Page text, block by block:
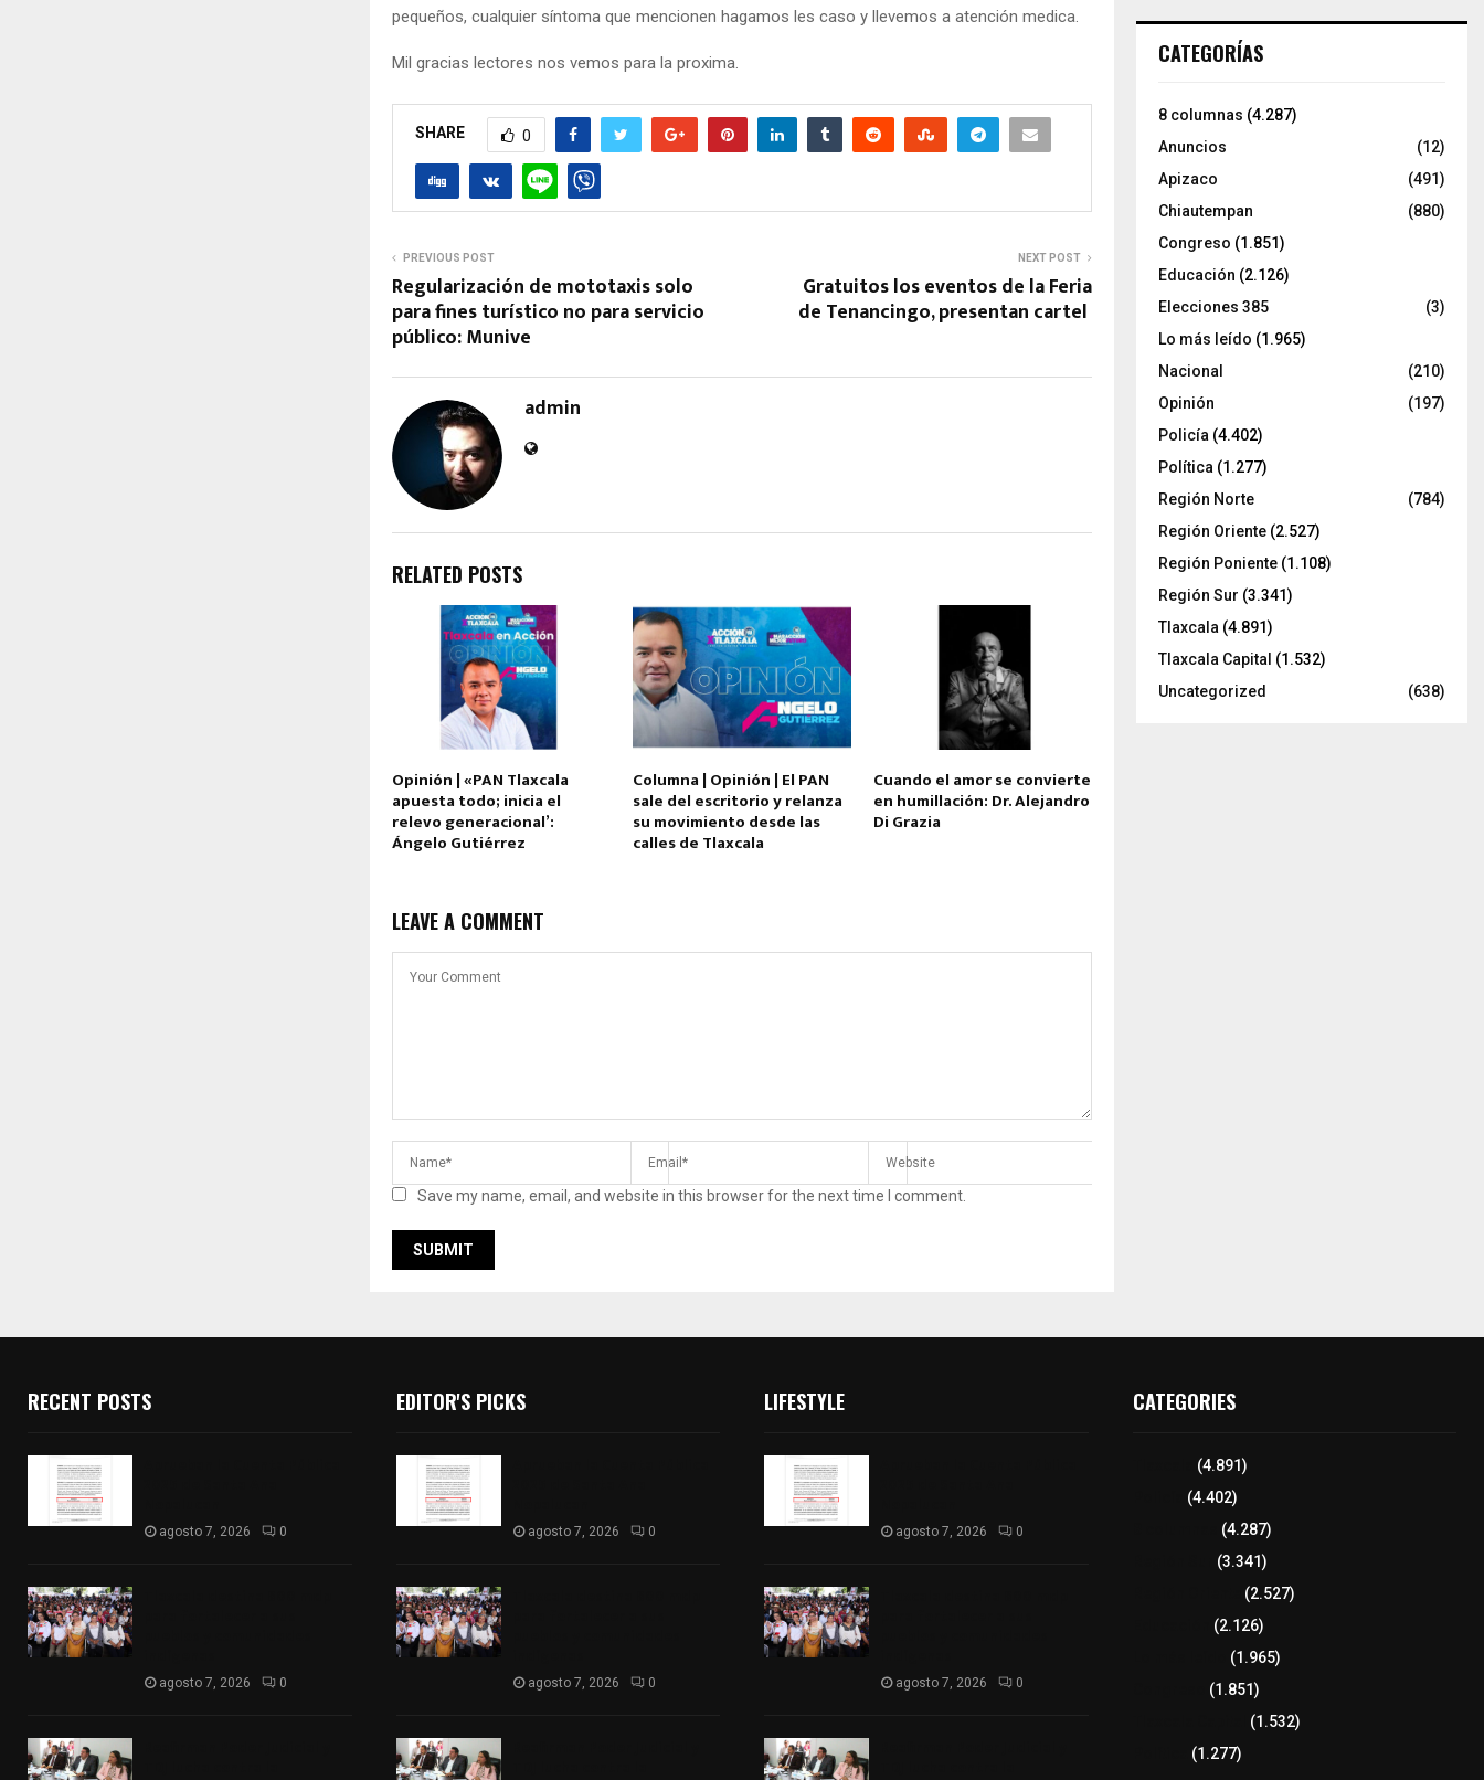
pequeños, cualquier síntoma que mencionen hagamos les caso y llevemos a atención medica.
Mil gracias lectores nos vemos para la proxima.
SHARE 0
PREVIOUS POST
Regularización de mototaxis solo
para fines turístico no para servicio
público: Munive
NEXT POST
Gratuitos los eventos de la Feria
de Tenancingo, presentan cartel
admin
RELATED POSTS
Opinión | «PAN Tlaxcala
apuesta todo; inicia el
relevo generacional’:
Ángelo Gutiérrez
Columna | Opinión | El PAN
sale del escritorio y relanza
su movimiento desde las
calles de Tlaxcala
Cuando el amor se convierte
en humillación: Dr. Alejandro
Di Grazia
LEAVE A COMMENT
Save my name, email, and website in this browser for the next time I comment.
CATEGORÍAS
8 columnas (4.287)
Anuncios
(12)
Apizaco
(491)
Chiautempan
(880)
Congreso (1.851)
Educación (2.126)
Elecciones 385
(3)
Lo más leído (1.965)
Nacional
(210)
Opinión
(197)
Policía (4.402)
Política (1.277)
Región Norte
(784)
Región Oriente (2.527)
Región Poniente (1.108)
Región Sur (3.341)
Tlaxcala (4.891)
Tlaxcala Capital (1.532)
Uncategorized
(638)
RECENT POSTS
agosto 7, 2026 0
agosto 7, 2026 0
EDITOR'S PICKS
agosto 7, 2026 0
agosto 7, 2026 0
LIFESTYLE
agosto 7, 2026 0
agosto 7, 2026 0
CATEGORIES
(4.891)
(4.402)
(4.287)
(3.341)
(2.527)
(2.126)
(1.965)
(1.851)
(1.532)
(1.277)